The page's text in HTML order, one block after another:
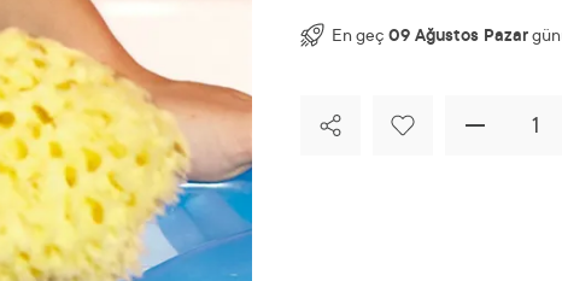
En geç 09 Ağustos Pazar